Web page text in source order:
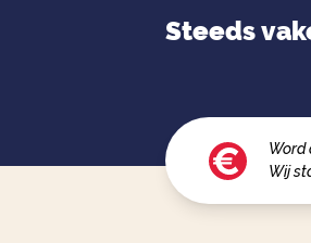
Steeds
Word
Wij